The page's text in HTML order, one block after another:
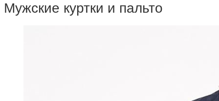
Мужские куртки и пальто